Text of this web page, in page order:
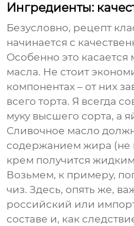
Ингредиенты:
Безусловно, рецепт
начинается с
Особенно это
масла. Не стоит
компонентах – от них
всего торта. Я всегда
муку высшего сорта, а
Сливочное масло
содержанием жира (не
крем получится
Возьмем, к примеру,
чиз. Здесь, опять же,
российский или
составе и, как